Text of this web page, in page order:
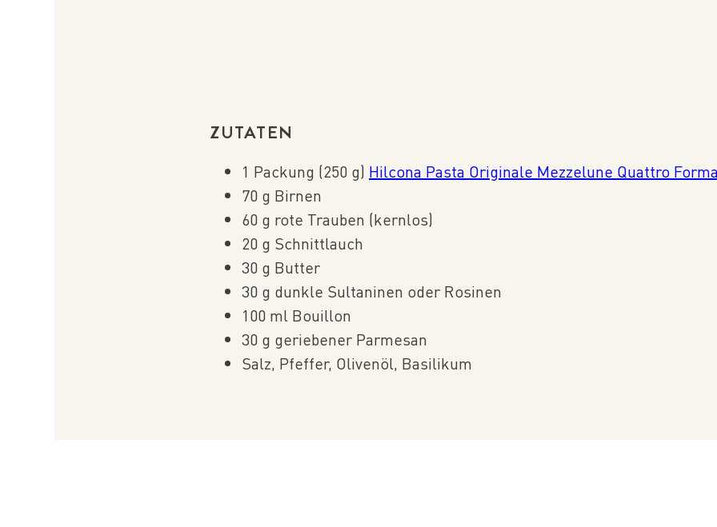
ZUTATEN
1 Packung (250 g) Hilcona Pasta Originale Mezzelune Quattro
70 g Birnen
60 g rote Trauben (kernlos)
20 g Schnittlauch
30 g Butter
30 g dunkle Sultaninen oder Rosinen
100 ml Bouillon
30 g geriebener Parmesan
Salz, Pfeffer, Olivenöl, Basilikum